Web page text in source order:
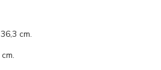
cm.